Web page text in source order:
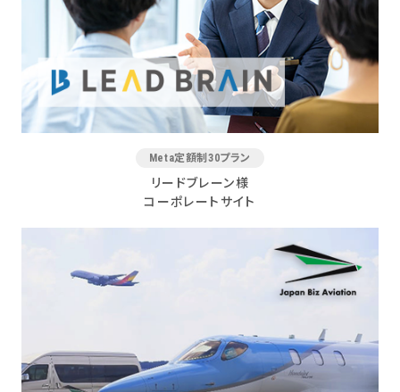
Meta定額制30プラン
リードブレーン様
コーポレートサイト